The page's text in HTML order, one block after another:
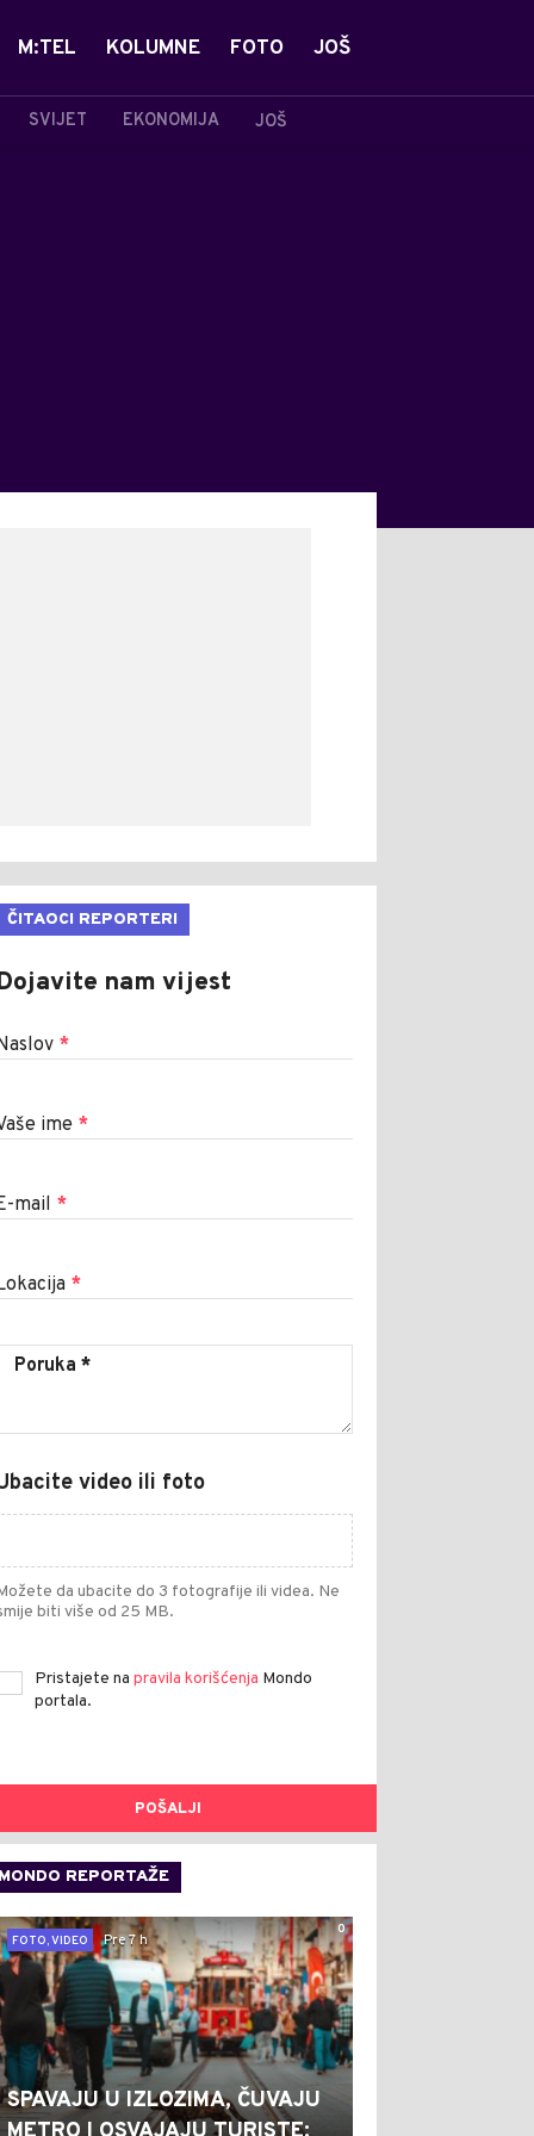
SVIJET EKONOMIJA JOŠ
M:TEL KOLUMNE FOTO JOŠ
ČITAOCI REPORTERI
nam vijest
*
ime *
mail *
*
video ili foto
da ubacite do 3 fotografije ili videa. Ne
biti više od 25 MB.
Pristajete na pravila korišćenja Mondo
portala.
POŠALJI
MONDO REPORTAŽE
0
FOTO, VIDEO
Pre 7 h
SPAVAJU U IZLOZIMA, ČUVAJU